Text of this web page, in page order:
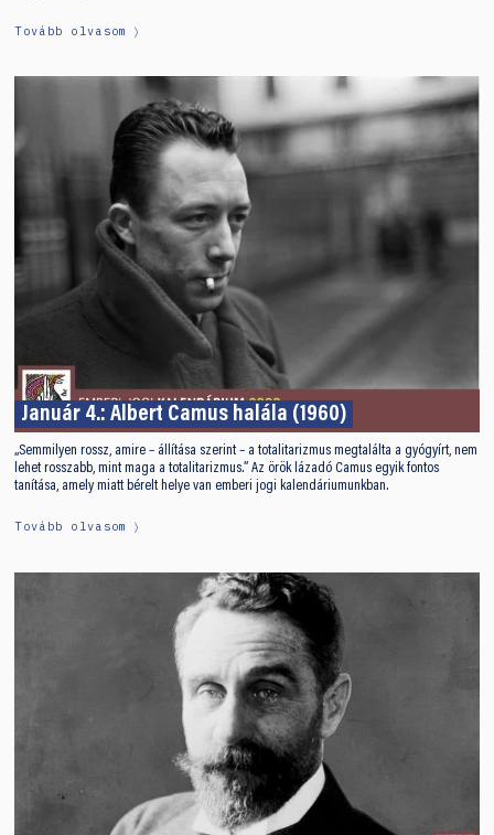
Tovább olvasom
Január 4.: Albert Camus halála (1960)
„Semmilyen rossz, amire – állítása szerint – a totalitarizmus megtalálta a gyógyírt, nem
lehet rosszabb, mint maga a totalitarizmus.” Az örök lázadó Camus egyik fontos
tanítása, amely miatt bérelt helye van emberi jogi kalendáriumunkban.
Tovább olvasom